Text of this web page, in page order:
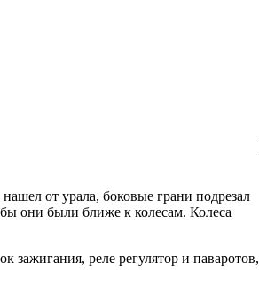
от урала, боковые грани подрезал
они были ближе к колесам. Колеса
зажигания, реле регулятор и паваротов,